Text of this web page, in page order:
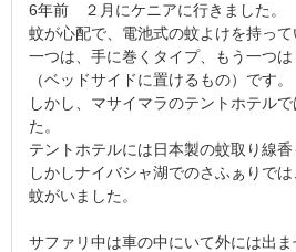
6年前 ２月にケニアに行きました。
蚊が心配で、電池式の蚊よけを持って
一つは、手に巻くタイプ、もう一つ
（ベッドサイドに置けるもの）です。
しかし、マサイマラのテントホテル
た。
テントホテルには日本製の蚊取り線香
しかしナイバシャ湖でのさふぁりで
蚊がいました。
サファリ中は車の中にいて外には出